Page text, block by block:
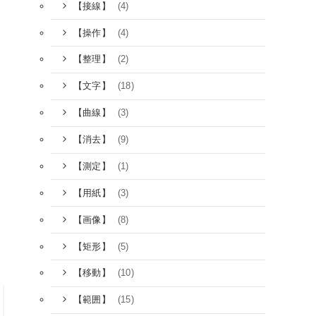
【接線】 (4)
【操作】 (4)
【整理】 (2)
【文字】 (18)
【曲線】 (3)
【消去】 (9)
【測定】 (1)
【用紙】 (3)
【画像】 (8)
【矩形】 (5)
【移動】 (10)
【範囲】 (15)